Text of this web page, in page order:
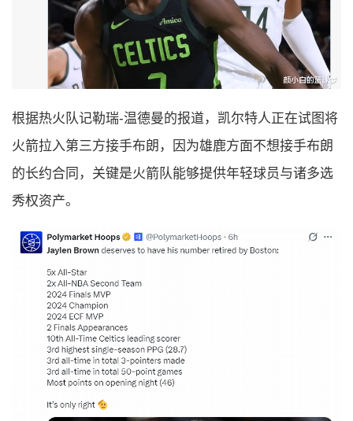
根据热火队记勒瑞-温德曼的报道，凯尔特人正在试图将
火箭拉入第三方接手布朗，因为雄鹿方面不想接手布朗
的长约合同，关键是火箭队能够提供年轻球员与诸多选
秀权资产。